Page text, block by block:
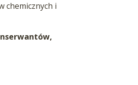
chemicznych i